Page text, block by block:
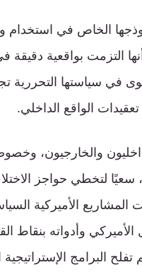
الخاص في
التزمت بواقعية
في سياستها
الواقع الداخلي.
لتخطي حواجز
المشاريع الأميركية
الأميركي وأدواته
تفلح البرامج